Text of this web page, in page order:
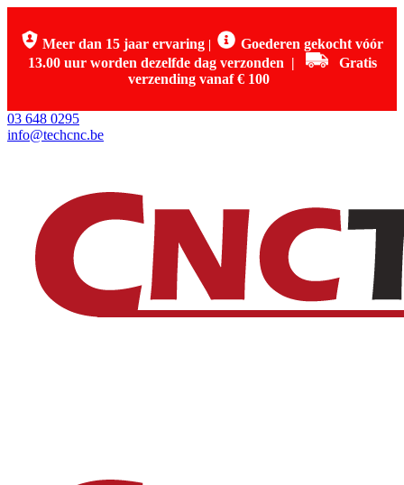
Meer dan 15 jaar ervaring
Goederen gekocht vóór
13.00 uur worden dezelfde dag verzonden |
Gratis
verzending vanaf € 100
03 648 0295
info@techcnc.be